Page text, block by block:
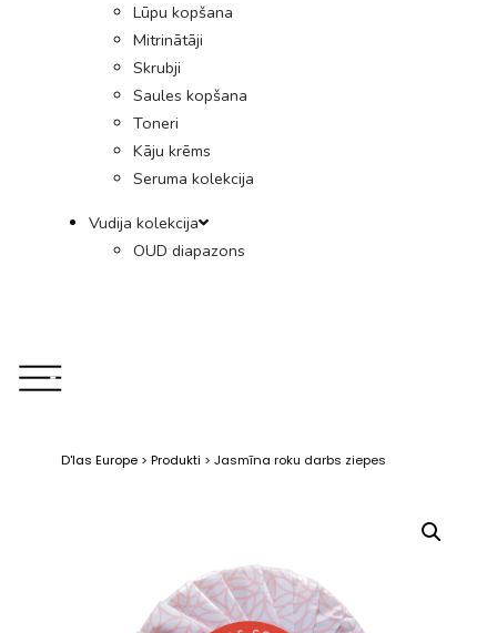
Lūpu kopšana
Mitrinātāji
Skrubji
Saules kopšana
Toneri
Kāju krēms
Seruma kolekcija
Vudija kolekcija
OUD diapazons
D'las Europe >Produkti >Jasmīna roku darbs ziepes